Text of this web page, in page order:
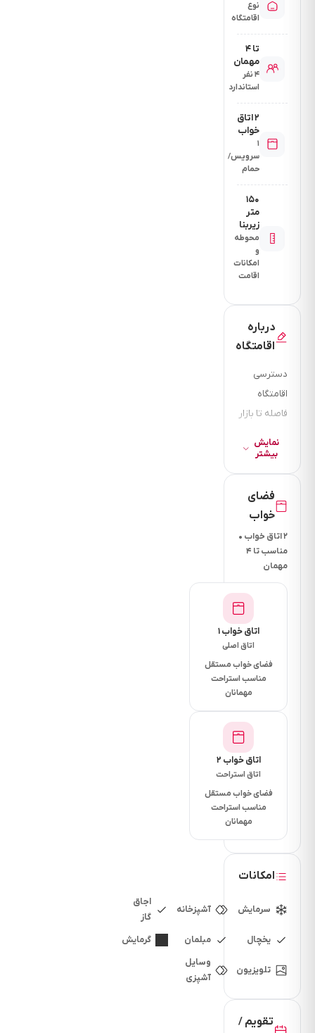
نوع
اقامتگاه
تا ۴
مهمان
۴ نفر
استاندارد
۲ اتاق
خواب
۱
سرویس/
حمام
۱۵۰
متر
زیربنا
محوطه
و
امکانات
اقامت
درباره
اقامتگاه
دسترسی
اقامتگاه
فاصله تا بازار
است؟ 1
ساعت
فاصله تا
سوپرمارکت
چند دقیقه
است؟ 5
دقیقه
فاصله تا
نانوایی چقد
دقیقه است؟
فاصله تا
رستوران چند
دقیقه است؟
بیمارستان
چنددقیقه
است؟ 15
است؟ 10
فاصله تا
پاساژ
دقیقه
نمایش
بیشتر
فضای
خواب
۲ اتاق خواب •
مناسب تا ۴
مهمان
اتاق خواب ۱
اتاق اصلی
فضای خواب مستقل
مناسب استراحت
مهمانان
اتاق خواب ۲
اتاق استراحت
فضای خواب مستقل
مناسب استراحت
مهمانان
امکانات
سرمایش آشپزخانه
اجاق
گاز
یخچال
مبلمان گرمایش
تلویزیون
وسایل
آشپزی
تقویم /